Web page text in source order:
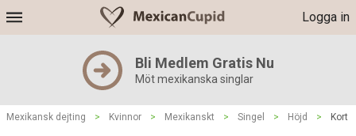
Logga in
Bli Medlem Gratis Nu
Möt mexikanska singlar
Mexikansk dejting > Kvinnor > Mexikanskt > Singel > Höjd > Kort